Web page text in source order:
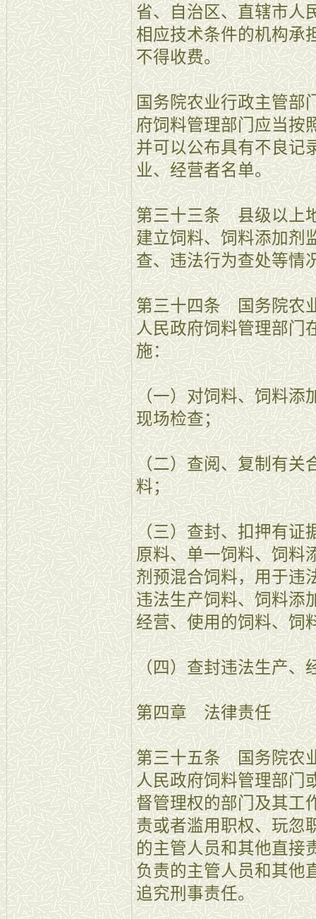
省、自治区、直辖市人
相应技术条件的机构承
不得收费。
国务院农业行政主管部
府饲料管理部门应当按
并可以公布具有不良记
业、经营者名单。
第三十三条 县级以上
建立饲料、饲料添加剂
查、违法行为查处等情
第三十四条 国务院农
人民政府饲料管理部门
施：
（一）对饲料、饲料添
现场检查；
（二）查阅、复制有关
料；
（三）查封、扣押有证
原料、单一饲料、饲料
剂预混合饲料，用于违
违法生产饲料、饲料添
经营、使用的饲料、饲
（四）查封违法生产、
第四章 法律责任
第三十五条 国务院农
人民政府饲料管理部门
督管理权的部门及其工
责或者滥用职权、玩忽
的主管人员和其他直接
负责的主管人员和其他
追究刑事责任。